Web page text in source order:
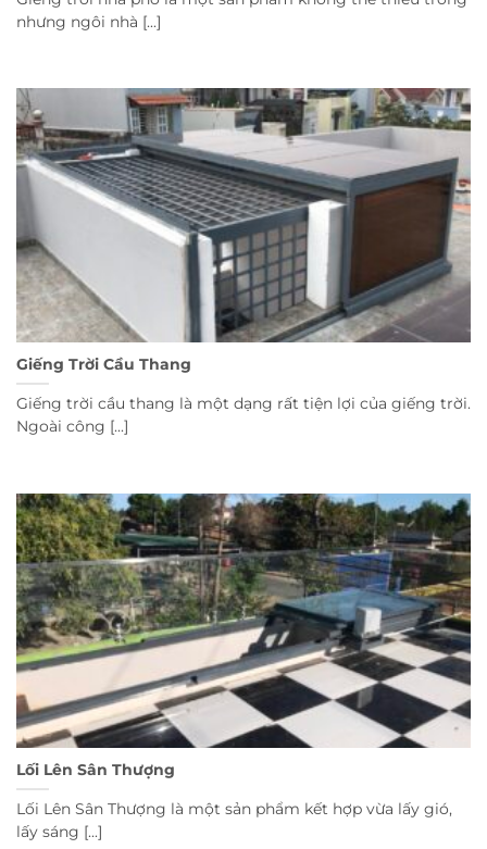
nhưng ngôi nhà [...]
Giếng Trời Cầu Thang
Giếng trời cầu thang là một dạng rất tiện lợi của giếng trời.
Ngoài công [...]
Lối Lên Sân Thượng
Lối Lên Sân Thượng là một sản phẩm kết hợp vừa lấy gió,
lấy sáng [...]